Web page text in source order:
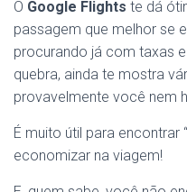
O Google Flights te dá
passagem que melhor se
procurando já com taxas
quebra, ainda te mostra
provavelmente você nem
É muito útil para encontrar
economizar na viagem!